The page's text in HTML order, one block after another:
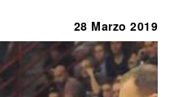
28 Marzo 2019